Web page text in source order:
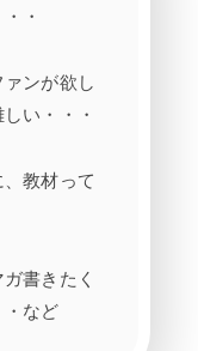
・
ンが欲し
い・・・
教材って
書きたく
など